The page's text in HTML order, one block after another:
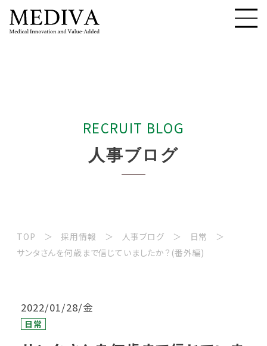
RECRUIT BLOG
人事ブロ グ
TOP 採用情報 人事ブログ
日常
サンタさんを何歳まで信じていましたか？(番外編)
2022/01/28/金
日常